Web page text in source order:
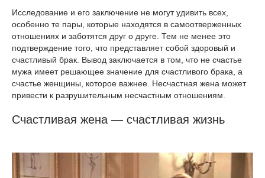
Исследование и его заключение не могут удивить всех,
особенно те пары, которые находятся в самоотверженных
отношениях и заботятся друг о друге. Тем не менее это
подтверждение того, что представляет собой здоровый и
счастливый брак. Вывод заключается в том, что не счастье
мужа имеет решающее значение для счастливого брака, а
счастье женщины, которое важнее. Несчастная жена может
привести к разрушительным несчастным отношениям.
Счастливая жена — счастливая жизнь